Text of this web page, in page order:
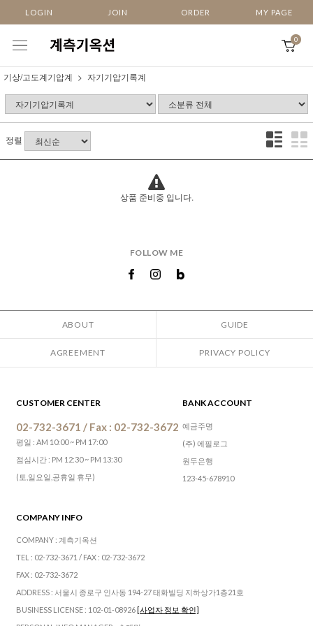
LOGIN JOIN ORDER MY PAGE
0
기상/고도계기압계 자기기압기록계
정렬
상품 준비중 입니다.
FOLLOW ME
ABOUT GUIDE
AGREEMENT PRIVACY POLICY
CUSTOMER CENTER
02-732-3671 / Fax : 02-732-3672
평일 : AM 10:00 ~ PM 17:00
점심시간 : PM 12:30 ~ PM 13:30
(토,일요일,공휴일 휴무)
BANK ACCOUNT
예금주명
(주) 에필로그
원두은행
123-45-678910
COMPANY INFO
COMPANY : 계측기옥션
TEL : 02-732-3671 / FAX : 02-732-3672
FAX : 02-732-3672
ADDRESS : 서울시 종로구 인사동 194-27 태화빌딩 지하상가1층21호
BUSINESS LICENSE : 102-01-08926[사업자 정보 확인]